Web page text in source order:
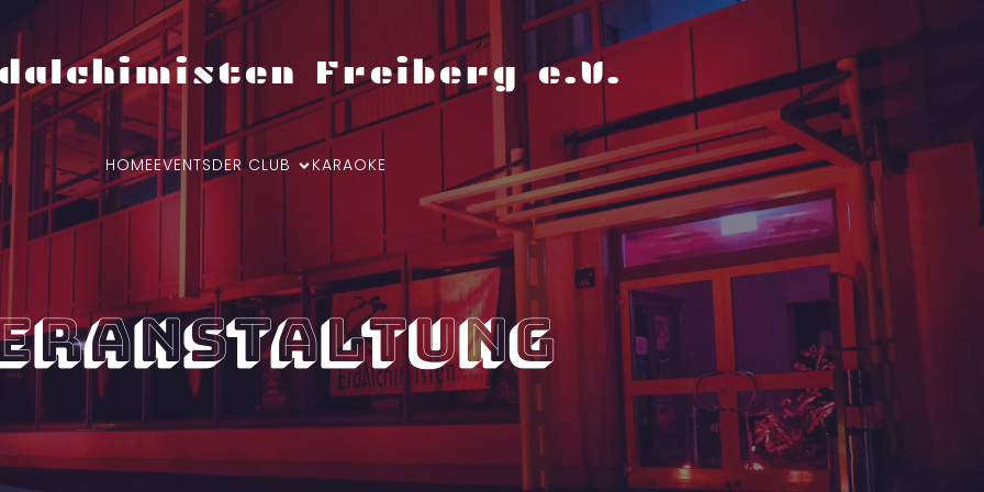
Freiberg e.V.
HOMEEVENTSDER CLUB KARAOKE